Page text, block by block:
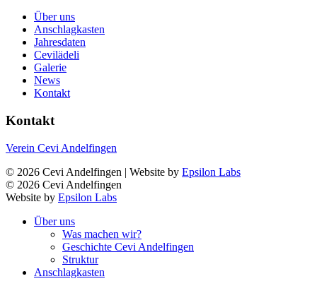
Über uns
Anschlagkasten
Jahresdaten
Cevilädeli
Galerie
News
Kontakt
Kontakt
Verein Cevi Andelfingen
© 2026 Cevi Andelfingen | Website by Epsilon Labs
© 2026 Cevi Andelfingen
Website by Epsilon Labs
Über uns
Was machen wir?
Geschichte Cevi Andelfingen
Struktur
Anschlagkasten